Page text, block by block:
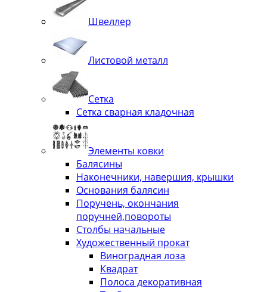
Швеллер
Листовой металл
Сетка
Сетка сварная кладочная
Элементы ковки
Балясины
Наконечники, навершия, крышки
Основания балясин
Поручень, окончания
поручней,повороты
Столбы начальные
Художественный прокат
Виноградная лоза
Квадрат
Полоса декоративная